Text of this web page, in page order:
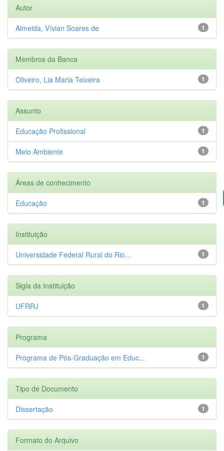
Autor
1
Almeida, Vívian Soares de
Membros da Banca
1
Oliveiro, Lia Maria Teixeira
Assunto
1
Educação Profissional
1
Meio Ambiente
Áreas de conhecimento
1
Educação
Instituição
1
Universidade Federal Rural do Rio...
Sigla da Instituição
1
UFRRJ
Programa
1
Programa de Pós-Graduação em Educ...
Tipo de Documento
1
Dissertação
Formato do Arquivo